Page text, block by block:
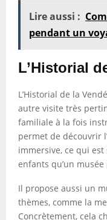
Lire aussi :
pendant un
L’Historial
L’Historial de la
autre visite très
familiale à la fois
permet de découvrir
immersive, ce qui
enfants qu’un
Il propose aussi un
thèmes, comme la
Concrètement, cela